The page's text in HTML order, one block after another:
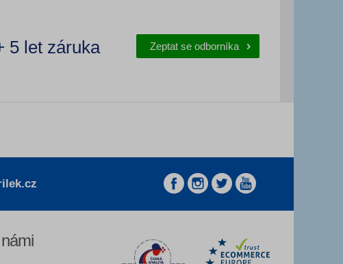
5 let záruka Zeptat se odborníka